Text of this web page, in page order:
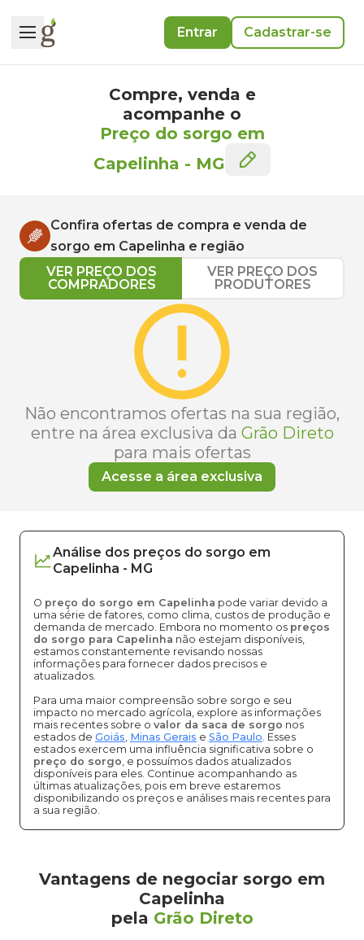
Entrar Cadastrar-se
Compre, venda e
acompanhe o
Preço do sorgo em
Capelinha - MG
Confira ofertas de compra e venda de
sorgo em Capelinha e região
VER PREÇO DOS
COMPRADORES
VER PREÇO DOS
PRODUTORES
Não encontramos ofertas na sua região,
entre na área exclusiva da Grão Direto
para mais ofertas
Acesse a área exclusiva
Análise dos preços do sorgo em
Capelinha - MG
O preço do sorgo em Capelinha pode variar devido a
uma série de fatores, como clima, custos de produção e
demanda de mercado. Embora no momento os preços
do sorgo para Capelinha não estejam disponíveis,
estamos constantemente revisando nossas
informações para fornecer dados precisos e
atualizados.
Para uma maior compreensão sobre sorgo e seu
impacto no mercado agrícola, explore as informações
mais recentes sobre o valor da saca de sorgo nos
estados de Goiás, Minas Gerais e São Paulo. Esses
estados exercem uma influência significativa sobre o
preço do sorgo, e possuímos dados atualizados
disponíveis para eles. Continue acompanhando as
últimas atualizações, pois em breve estaremos
disponibilizando os preços e análises mais recentes para
a sua região.
Vantagens de negociar sorgo em
Capelinha
pela Grão Direto